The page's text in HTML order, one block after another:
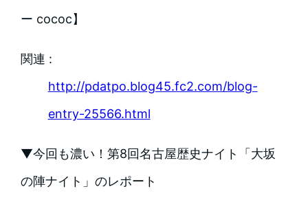
ー cococ】
関連 :
http://pdatpo.blog45.fc2.com/blog-
entry-25566.html
▼今回も濃い！第8回名古屋歴史ナイト「大坂
の陣ナイト」のレポート